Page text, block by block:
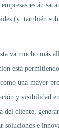
están
(y también
va mucho más
está
una mayor
y visibilidad
del cliente,
soluciones e